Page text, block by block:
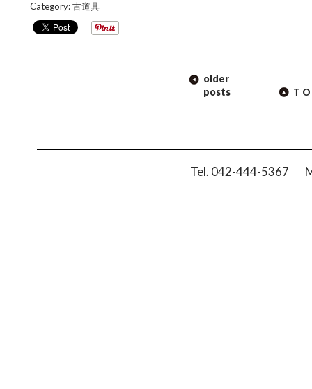
Category:古道具
older
posts
Tel. 042-444-5367